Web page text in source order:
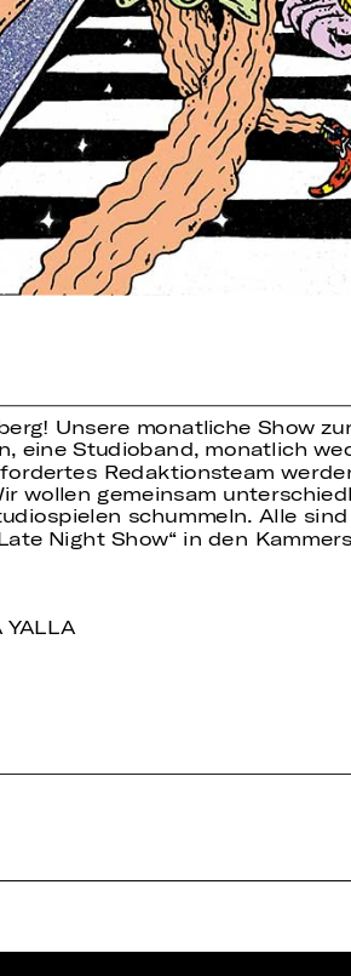
Unsere monatliche Show
eine Studioband, monatlich
Redaktionsteam
wollen gemeinsam
schummeln. Alle
Night Show“ in den
YALLA